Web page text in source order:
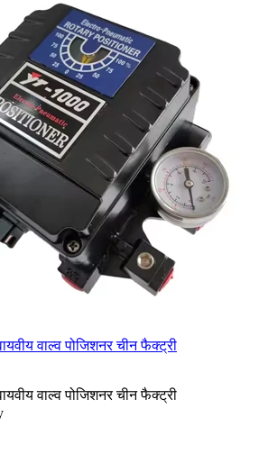
वाल्व पोजिशनर चीन फैक्ट्री
वाल्व पोजिशनर चीन फैक्ट्री